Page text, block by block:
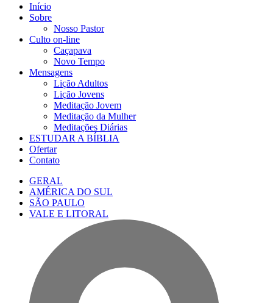
Início
Sobre
Nosso Pastor
Culto on-line
Caçapava
Novo Tempo
Mensagens
Lição Adultos
Lição Jovens
Meditação Jovem
Meditação da Mulher
Meditações Diárias
ESTUDAR A BÍBLIA
Ofertar
Contato
GERAL
AMÉRICA DO SUL
SÃO PAULO
VALE E LITORAL